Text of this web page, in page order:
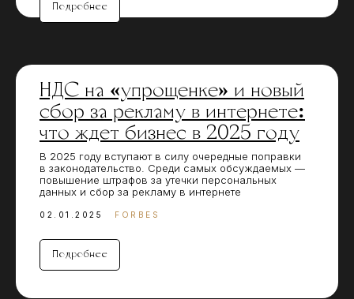
Подробнее
НДС на «упрощенке» и новый
сбор за рекламу в интернете:
что ждет бизнес в 2025 году
В 2025 году вступают в силу очередные поправки
в законодательство. Среди самых обсуждаемых —
повышение штрафов за утечки персональных
данных и сбор за рекламу в интернете
02.01.2025 FORBES
Подробнее